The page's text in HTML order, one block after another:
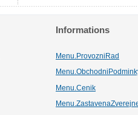
Informations
Menu.ProvozniRad
Menu.Cenik